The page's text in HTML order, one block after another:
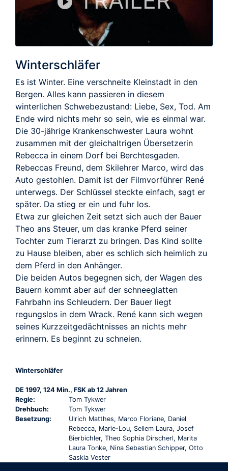
Winterschläfer
Es ist Winter. Eine verschneite Kleinstadt in den
Bergen. Alles kann passieren in diesem
winterlichen Schwebezustand: Liebe, Sex, Tod. Am
Ende wird nichts mehr so sein, wie es einmal war.
Die 30-jährige Krankenschwester Laura wohnt
zusammen mit der gleichaltrigen Übersetzerin
Rebecca in einem Dorf bei Berchtesgaden.
Rebeccas Freund, dem Skilehrer Marco, wird das
Auto gestohlen. Damit ist der Filmvorführer René
unterwegs. Der Schlüssel steckte einfach, sagt er
später. Da stieg er ein und fuhr los.
Etwa zur gleichen Zeit setzt sich auch der Bauer
Theo ans Steuer, um das kranke Pferd seiner
Tochter zum Tierarzt zu bringen. Das Kind sollte
zu Hause bleiben, aber es schlich sich heimlich zu
dem Pferd in den Anhänger.
Die beiden Autos begegnen sich, der Wagen des
Bauern kommt aber auf der schneeglatten
Fahrbahn ins Schleudern. Der Bauer liegt
regungslos in dem Wrack. René kann sich wegen
seines Kurzzeitgedächtnisses an nichts mehr
erinnern. Es beginnt zu schneien.
Winterschläfer
DE 1997, 124 Min., FSK ab 12 Jahren
Regie:
Tom Tykwer
Drehbuch:
Tom Tykwer
Besetzung:
Ulrich Matthes, Marco Floriane, Daniel
Rebecca, Marie-Lou, Sellem Laura, Josef
Bierbichler, Theo Sophia Dirscherl, Marita
Laura Tonke, Nina Sebastian Schipper, Otto
Saskia Vester